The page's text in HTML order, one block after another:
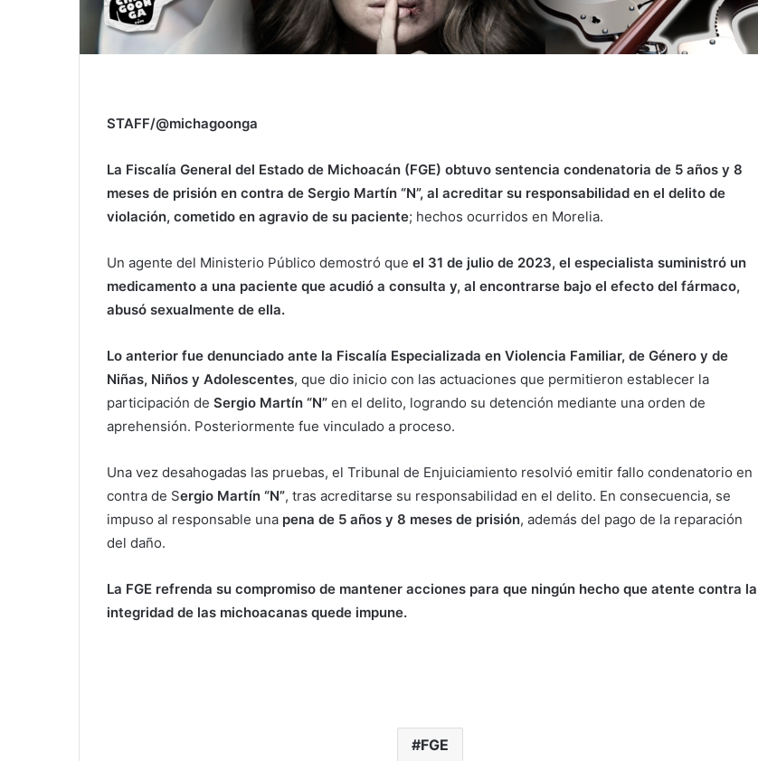
STAFF/@michagoonga
La Fiscalía General del Estado de Michoacán (FGE) obtuvo sentencia condenatoria de 5 años y 8
meses de prisión en contra de Sergio Martín “N”, al acreditar su responsabilidad en el delito de
violación, cometido en agravio de su paciente; hechos ocurridos en Morelia.
Un agente del Ministerio Público demostró que el 31 de julio de 2023, el especialista suministró un
medicamento a una paciente que acudió a consulta y, al encontrarse bajo el efecto del fármaco,
abusó sexualmente de ella.
Lo anterior fue denunciado ante la Fiscalía Especializada en Violencia Familiar, de Género y de
Niñas, Niños y Adolescentes, que dio inicio con las actuaciones que permitieron establecer la
participación de Sergio Martín “N” en el delito, logrando su detención mediante una orden de
aprehensión. Posteriormente fue vinculado a proceso.
Una vez desahogadas las pruebas, el Tribunal de Enjuiciamiento resolvió emitir fallo condenatorio en
contra de Sergio Martín “N”, tras acreditarse su responsabilidad en el delito. En consecuencia, se
impuso al responsable una pena de 5 años y 8 meses de prisión, además del pago de la reparación
del daño.
La FGE refrenda su compromiso de mantener acciones para que ningún hecho que atente contra la
integridad de las michoacanas quede impune.
FGE